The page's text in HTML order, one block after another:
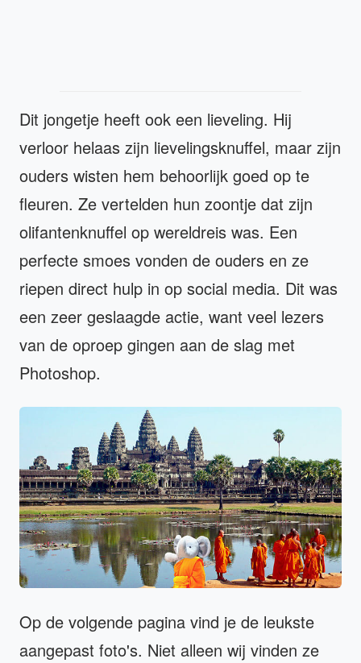
Dit jongetje heeft ook een lieveling. Hij
verloor helaas zijn lievelingsknuffel, maar zijn
ouders wisten hem behoorlijk goed op te
fleuren. Ze vertelden hun zoontje dat zijn
olifantenknuffel op wereldreis was. Een
perfecte smoes vonden de ouders en ze
riepen direct hulp in op social media. Dit was
een zeer geslaagde actie, want veel lezers
van de oproep gingen aan de slag met
Photoshop.
Op de volgende pagina vind je de leukste
aangepast foto's. Niet alleen wij vinden ze